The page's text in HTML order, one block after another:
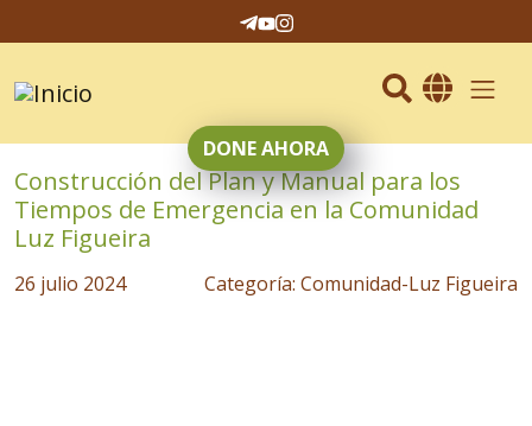
Pasar al contenido principalDONE AHORA
Elegir un
Construcción del Plan y Manual para los
Tiempos de Emergencia en la Comunidad
Luz Figueira
26 julio 2024 Categoría: Comunidad-Luz Figueira